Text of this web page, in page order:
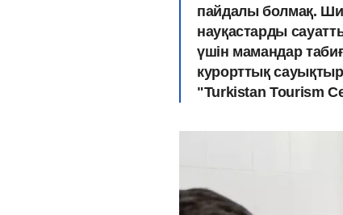
пайдалы болмақ.
науқастарды
үшін мамандар
курорттық
"Turkistan Tourism